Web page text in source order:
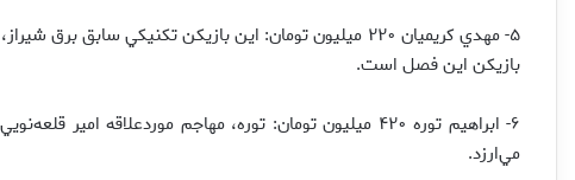
۵- مهدي كريميان ۲۲۰ ميليون تومان: اين بازيكن تكنيكي
بازيكن اين فصل است.
۶- ابراهيم توره ۴۲۰ ميليون تومان: توره، مهاجم
مي‌ارزد.